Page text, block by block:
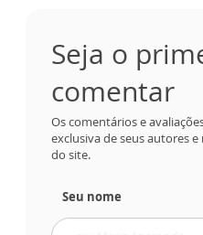
Seja o
comentar
Os comentários e
exclusiva de seus autores
do site.
Seu nome